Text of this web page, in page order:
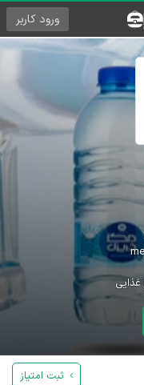
ورود کاربر
غذایی
ثبت امتیاز